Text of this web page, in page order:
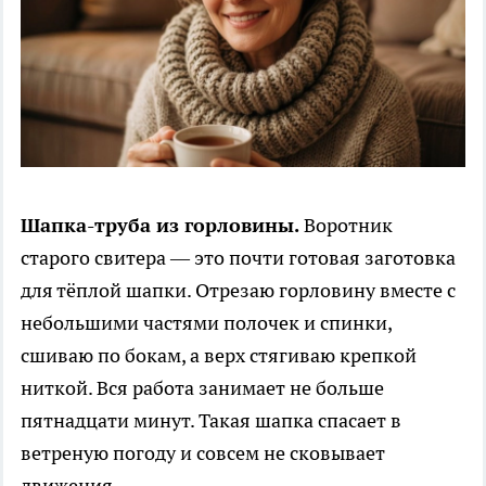
Шапка-труба из горловины.Воротник
старого свитера — это почти готовая заготовка
для тёплой шапки. Отрезаю горловину вместе с
небольшими частями полочек и спинки,
сшиваю по бокам, а верх стягиваю крепкой
ниткой. Вся работа занимает не больше
пятнадцати минут. Такая шапка спасает в
ветреную погоду и совсем не сковывает